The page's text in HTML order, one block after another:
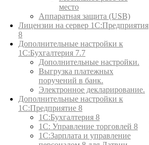
место
Аппаратная защита (USB)
Лицензии на сервер 1С:Предприятия
8
Дополнительные настройки к
1С:Бухгалтерия 7.7
Дополнительные настройки.
Выгрузка платежных
поручений в банк.
Электронное декларирование.
Дополнительные настройки к
1С:Предприятие 8
1С:Бухгалтерия 8
1C: Управление торговлей 8
1С:Зарплата и управление